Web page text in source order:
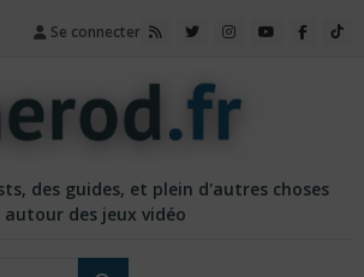
Se connecter
des guides, et plein d'autres choses
autour des jeux vidéo